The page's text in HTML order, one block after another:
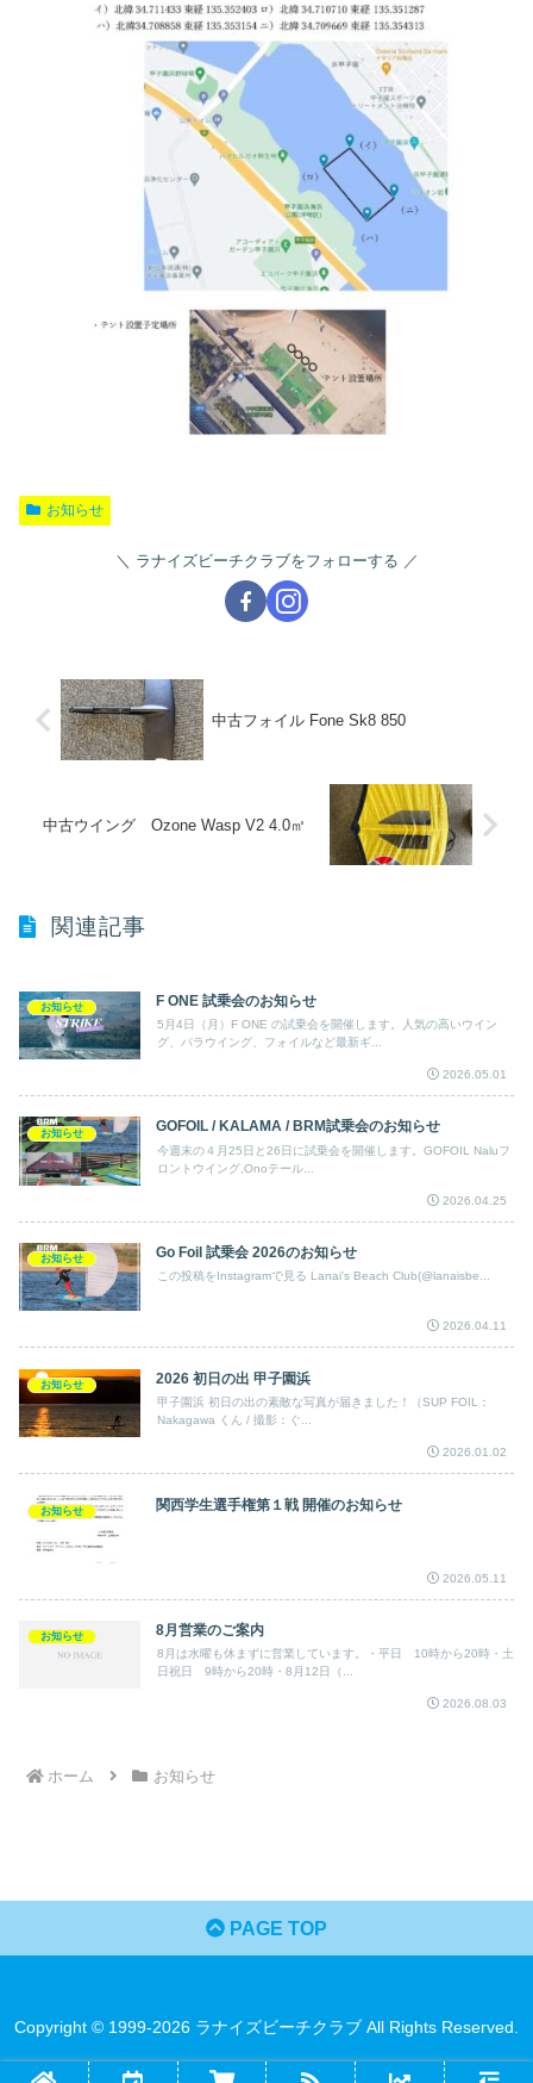
お知らせ
ラナイズビーチクラブをフォローする
中古フォイル Fone Sk8 850
中古ウイング Ozone Wasp V2 4.0㎡
関連記事
お知らせ F ONE 試乗会のお知らせ
5月4日（月）F ONE の試乗会を開催します。人気の高いウイン
グ、パラウイング、フォイルなど最新ギ...
2026.05.01
お知らせ GOFOIL / KALAMA / BRM試乗会のお知らせ
今週末の４月25日と26日に試乗会を開催します。GOFOIL Naluフ
ロントウイング,Onoテール...
2026.04.25
お知らせ Go Foil 試乗会 2026のお知らせ
この投稿をInstagramで見る Lanai's Beach Club(@lanaisbe...
2026.04.11
お知らせ 2026 初日の出 甲子園浜
甲子園浜 初日の出の素敵な写真が届きました！（SUP FOIL：
Nakagawa くん / 撮影：ぐ...
2026.01.02
お知らせ 関西学生選手権第１戦 開催のお知らせ
2026.05.11
お知らせ 8月営業のご案内
8月は水曜も休まずに営業しています。・平日 10時から20時・土
日祝日 9時から20時・8月12日（...
2026.08.03
ホーム お知らせ
PAGE TOP
Copyright © 1999-2026 ラナイズビーチクラブ All Rights Reserved.